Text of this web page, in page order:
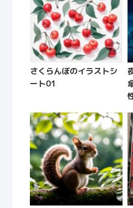
さくらんぼのイラストシ
ート01